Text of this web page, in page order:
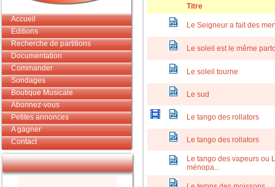
Accueil
Editions
Recherche de partitions
Documentation
Commander
Sondages
Boutique Musicale
Abonnez-vous
Petites annonces
A gagner
Contact
Titre
Le Seigneur a fait des
Le soleil est le même
Le soleil tourne
Le sud
Le tango des rollators
Le tango des rollators
Le tango des vapeurs ou
ménopa...